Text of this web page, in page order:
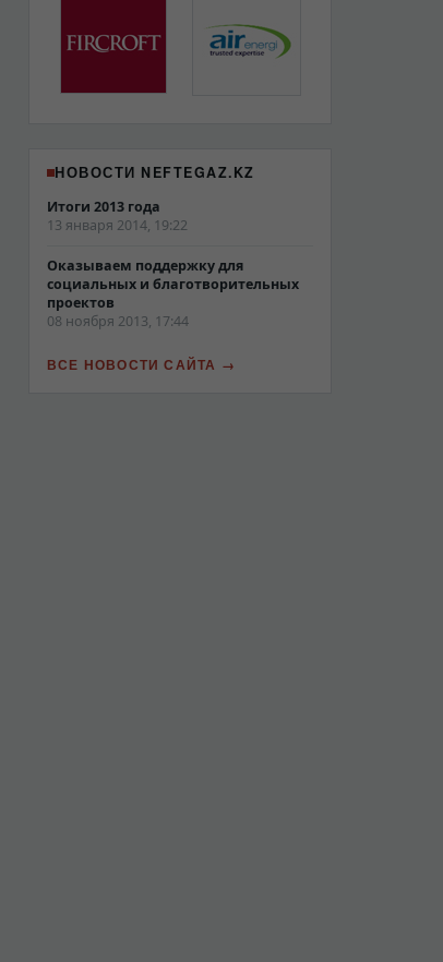
НОВОСТИ NEFTEGAZ.KZ
Итоги 2013 года
13 января 2014, 19:22
Оказываем поддержку для
социальных и благотворительных
проектов
08 ноября 2013, 17:44
ВСЕ НОВОСТИ САЙТА